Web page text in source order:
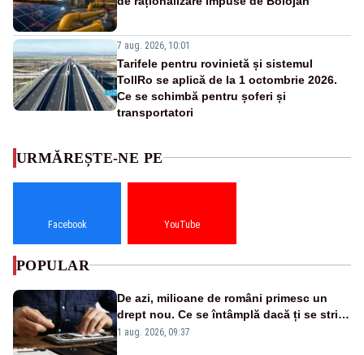
7 aug. 2026, 10:01
Tarifele pentru rovinietă și sistemul
TollRo se aplică de la 1 octombrie 2026.
Ce se schimbă pentru șoferi și
transportatori
URMĂREȘTE-NE PE
Facebook YouTube
POPULAR
De azi, milioane de români primesc un
drept nou. Ce se întâmplă dacă ți se strică
un produs
1 aug. 2026, 09:37